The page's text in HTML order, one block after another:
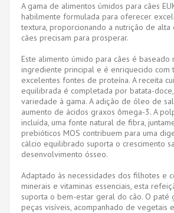
A gama de alimentos úmidos para cães
habilmente formulada para oferecer
textura, proporcionando a nutrição de alta
cães precisam para prosperar.
Este alimento úmido para cães é baseado
ingrediente principal e é enriquecido com
excelentes fontes de proteína. A receita
equilibrada é completada por batata-
variedade à gama. A adição de óleo de
aumento de ácidos graxos ômega-3. A
incluída, uma fonte natural de fibra,
prebióticos MOS contribuem para uma
cálcio equilibrado suporta o crescimento
desenvolvimento ósseo.
Adaptado às necessidades dos filhotes e
minerais e vitaminas essenciais, esta
suporta o bem-estar geral do cão. O paté
peças visíveis, acompanhado de vegetais